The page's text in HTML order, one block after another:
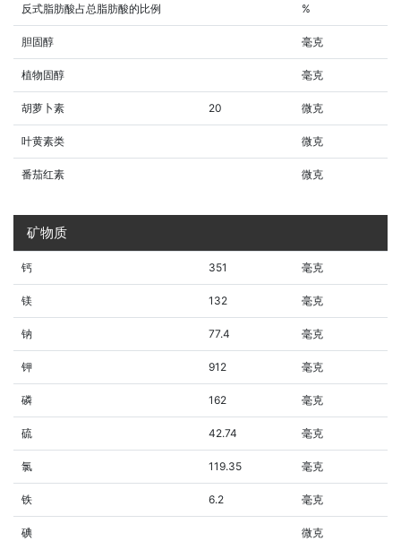
反式脂肪酸占总脂肪酸的比例 %
胆固醇 毫克
植物固醇 毫克
胡萝卜素 20 微克
叶黄素类 微克
番茄红素 微克
矿物质
钙 351 毫克
镁 132 毫克
钠 77.4 毫克
钾 912 毫克
磷 162 毫克
硫 42.74 毫克
氯 119.35 毫克
铁 6.2 毫克
碘 微克